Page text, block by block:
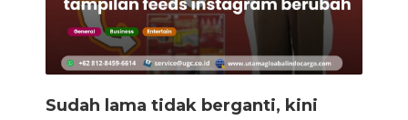
Sudah lama tidak berganti, kini